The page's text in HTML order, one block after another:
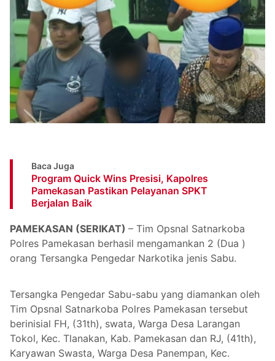
Baca Juga
Program Quick Wins Presisi, Kapolres
Pamekasan Pastikan Pelayanan SPKT
Berjalan Baik
PAMEKASAN (SERIKAT) – Tim Opsnal Satnarkoba
Polres Pamekasan berhasil mengamankan 2 (Dua )
orang Tersangka Pengedar Narkotika jenis Sabu.
Tersangka Pengedar Sabu-sabu yang diamankan oleh
Tim Opsnal Satnarkoba Polres Pamekasan tersebut
berinisial FH, (31th), swata, Warga Desa Larangan
Tokol, Kec. Tlanakan, Kab. Pamekasan dan RJ, (41th),
Karyawan Swasta, Warga Desa Panempan, Kec.